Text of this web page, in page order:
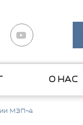
О НАС
МЗП-4